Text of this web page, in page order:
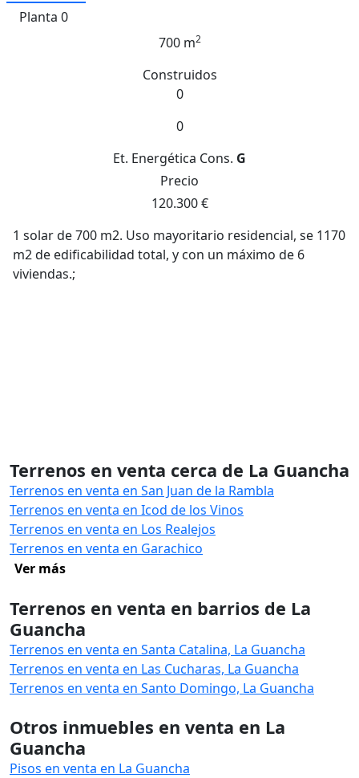
Planta 0
700 m2
Construidos
0
0
Et. Energética Cons. G
Precio
120.300 €
1 solar de 700 m2. Uso mayoritario residencial, se 1170
m2 de edificabilidad total, y con un máximo de 6
viviendas.;
Terrenos en venta cerca de La Guancha
Terrenos en venta en San Juan de la Rambla
Terrenos en venta en Icod de los Vinos
Terrenos en venta en Los Realejos
Terrenos en venta en Garachico
Ver más
Terrenos en venta en barrios de La
Guancha
Terrenos en venta en Santa Catalina, La Guancha
Terrenos en venta en Las Cucharas, La Guancha
Terrenos en venta en Santo Domingo, La Guancha
Otros inmuebles en venta en La
Guancha
Pisos en venta en La Guancha